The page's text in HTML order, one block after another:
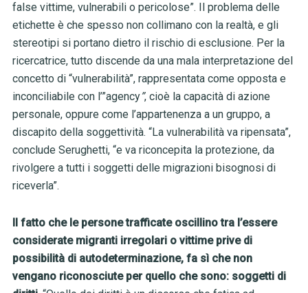
false vittime, vulnerabili o pericolose”. Il problema delle
etichette è che spesso non collimano con la realtà, e gli
stereotipi si portano dietro il rischio di esclusione. Per la
ricercatrice, tutto discende da una mala interpretazione del
concetto di “vulnerabilità”, rappresentata come opposta e
inconciliabile con l’”agency”, cioè la capacità di azione
personale, oppure come l’appartenenza a un gruppo, a
discapito della soggettività. “La vulnerabilità va ripensata”,
conclude Serughetti, “e va riconcepita la protezione, da
rivolgere a tutti i soggetti delle migrazioni bisognosi di
riceverla”.
Il fatto che le persone trafficate oscillino tra l’essere
considerate migranti irregolari o vittime prive di
possibilità di autodeterminazione, fa sì che non
vengano riconosciute per quello che sono: soggetti di